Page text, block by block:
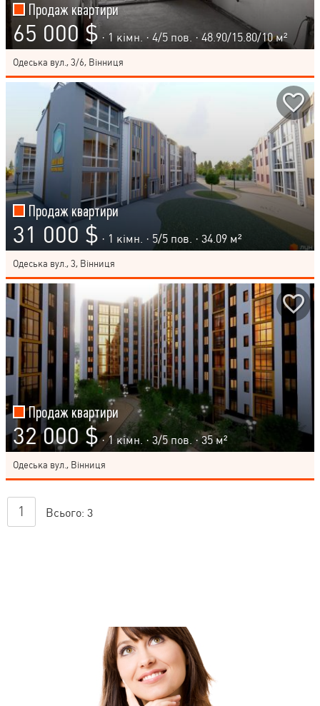
Продаж квартири
65 000 $ · 1 кімн. ·4/5 пов. · 48.90/15.80/10 м²
Одеська вул., 3/6, Вінниця
Продаж квартири
31 000 $ · 1 кімн. · 5/5 пов. · 34.09 м²
Одеська вул., 3, Вінниця
Продаж квартири
32 000 $ · 1 кімн. · 3/5пов. · 35 м²
Одеська вул., Вінниця
1 Всього: 3